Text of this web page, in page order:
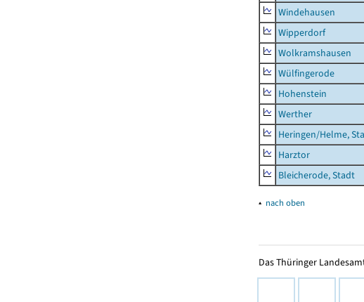
Windehausen
Wipperdorf
Wolkramshausen
Wülfingerode
Hohenstein
Werther
Heringen/Helme,
Harztor
Bleicherode, Stadt
▴ nach oben
Das Thüringer